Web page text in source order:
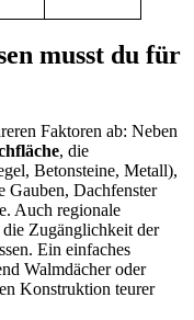
musst du für
Faktoren ab: Neben
, die
Betonsteine, Metall),
Gauben, Dachfenster
Auch regionale
Zugänglichkeit der
Ein einfaches
Walmdächer oder
Konstruktion teurer